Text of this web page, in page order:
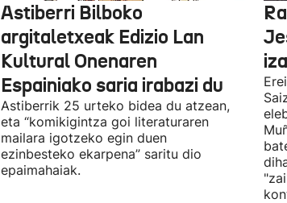
Astiberri Bilboko
argitaletxeak Edizio Lan
Kultural Onenaren
Espainiako saria irabazi du
Astiberrik 25 urteko bidea du atzean,
eta “komikigintza goi literaturaren
mailara igotzeko egin duen
ezinbesteko ekarpena” saritu dio
epaimahaiak.